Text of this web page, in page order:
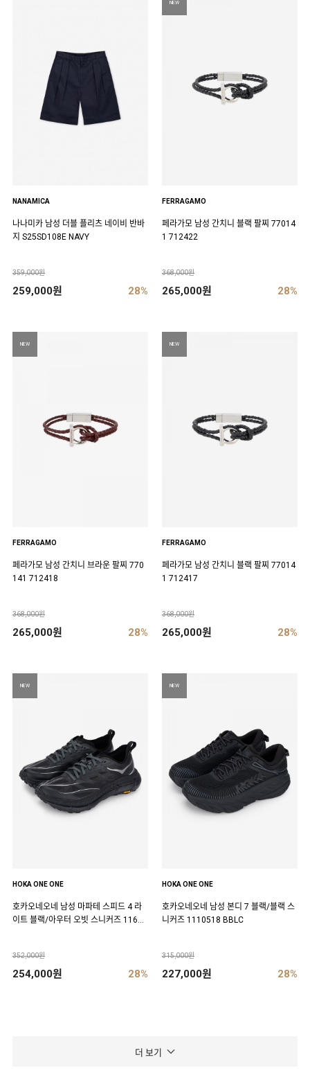
NANAMICA
나나미카 남성 더블 플리츠 네이비 반바
지 S25SD108E NAVY
359,000원
259,000원 28%
NEW
FERRAGAMO
페라가모 남성 간치니 블랙 팔찌 77014
1 712422
368,000원
265,000원 28%
NEW
FERRAGAMO
페라가모 남성 간치니 브라운 팔찌 770
141 712418
368,000원
265,000원 28%
NEW
FERRAGAMO
페라가모 남성 간치니 블랙 팔찌 77014
1 712417
368,000원
265,000원 28%
NEW
HOKA ONE ONE
호카오네오네 남성 마파테 스피드 4 라
이트 블랙/아우터 오빗 스니커즈 11684
352,000원
254,000원 28%
NEW
HOKA ONE ONE
호카오네오네 남성 본디 7 블랙/블랙 스
니커즈 1110518 BBLC
315,000원
227,000원 28%
더 보기